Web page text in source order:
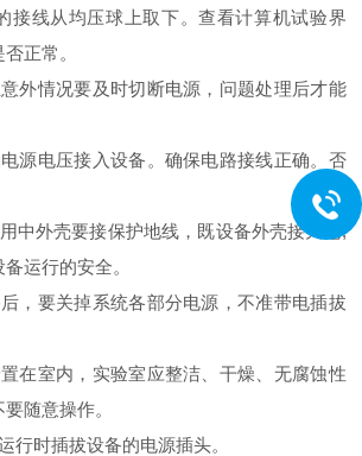
接线从均压球上取下。查看计算机试验界
正常。
情况要及时切断电源，问题处理后才能
电压接入设备。确保电路接线正确。否
外壳要接保护地线，既设备外壳接大地,
运行的安全。
要关掉系统各部分电源，不准带电插拔
室内，实验室应整洁、干燥、无腐蚀性
随意操作。
时插拔设备的电源插头。